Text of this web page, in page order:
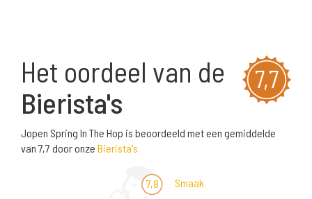
7,7
Het oordeel van de
Bierista's
Jopen Spring In The Hop is beoordeeld met een gemiddelde
van 7,7 door onze Bierista's
7,8 Smaak